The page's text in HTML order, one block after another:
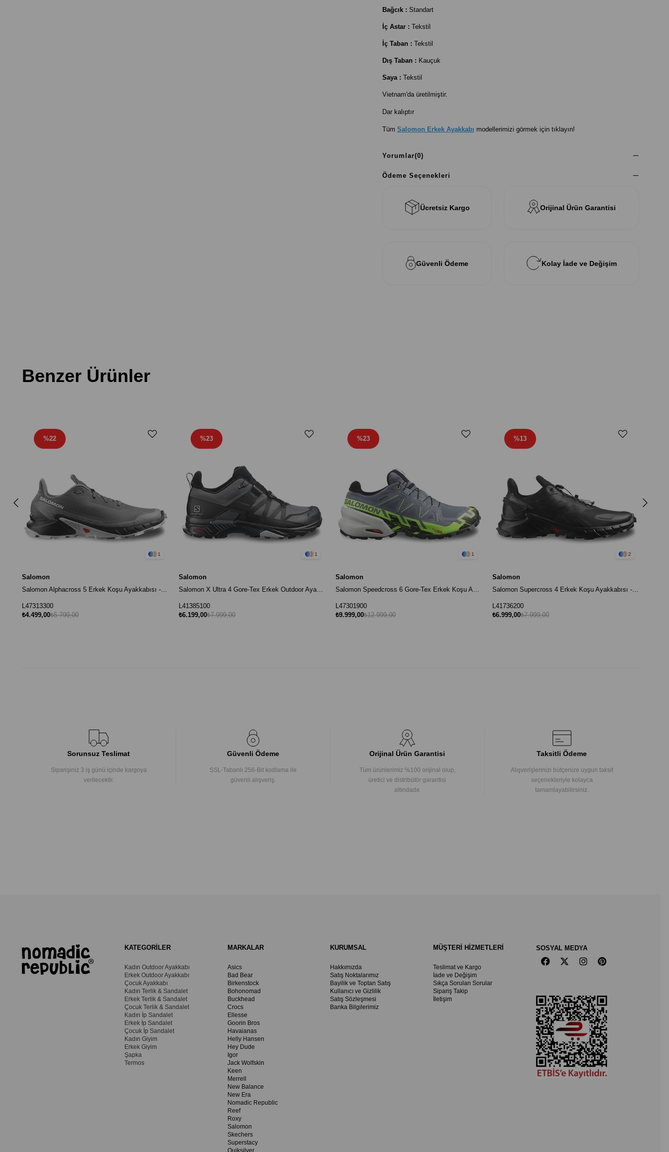
Bağcık : Standart
İç Astar : Tekstil
İç Taban : Tekstil
Dış Taban : Kauçuk
Saya : Tekstil
Vietnam'da üretilmiştir.
Dar kalıptır
Tüm Salomon Erkek Ayakkabı modellerimizi görmek için tıklayın!
Yorumlar(0)
Ödeme Seçenekleri
Ücretsiz Kargo Orijinal Ürün Garantisi
Güvenli Ödeme Kolay İade ve Değişim
Benzer Ürünler
1
Salomon
Salomon Alphacross 5 Erkek Koşu Ayakkabısı - Gri
L47313300
₺4.499,00₺5.799,00
%22
1
Salomon
Salomon X Ultra 4 Gore-Tex Erkek Outdoor Ayakkabı - Gri / Siyah
L41385100
₺6.199,00₺7.999,00
%23
1
Salomon
Salomon Speedcross 6 Gore-Tex Erkek Koşu Ayakkabısı - Gri
L47301900
₺9.999,00₺12.999,00
%23
2
Salomon
Salomon Supercross 4 Erkek Koşu Ayakkabısı - Siyah
L41736200
₺6.999,00₺7.999,00
%13
Sorunsuz Teslimat
Siparişiniz 3 iş günü içinde kargoya
verilecektir.
Güvenli Ödeme
SSL-Tabanlı 256-Bit kodlama ile
güvenli alışveriş.
Orijinal Ürün Garantisi
Tüm ürünlerimiz %100 orijinal olup,
üretici ve distribütör garantisi
altındadır.
Taksitli Ödeme
Alışverişlerinizi bütçenize uygun taksit
seçenekleriyle kolayca
tamamlayabilirsiniz.
KATEGORİLER
Kadın Outdoor Ayakkabı
Erkek Outdoor Ayakkabı
Çocuk Ayakkabı
Kadın Terlik & Sandalet
Erkek Terlik & Sandalet
Çocuk Terlik & Sandalet
Kadın İp Sandalet
Erkek İp Sandalet
Çocuk İp Sandalet
Kadın Giyim
Erkek Giyim
Şapka
Termos
MARKALAR
Asics
Bad Bear
Birkenstock
Bohonomad
Buckhead
Crocs
Ellesse
Goorin Bros
Havaianas
Helly Hansen
Hey Dude
Igor
Jack Wolfskin
Keen
Merrell
New Balance
New Era
Nomadic Republic
Reef
Roxy
Salomon
Skechers
Superstacy
Quiksilver
KURUMSAL
Hakkımızda
Satış Noktalarımız
Bayilik ve Toptan Satış
Kullanıcı ve Gizlilik
Satış Sözleşmesi
Banka Bilgilerimiz
MÜŞTERİ HİZMETLERİ
Teslimat ve Kargo
İade ve Değişim
Sıkça Sorulan Sorular
Sipariş Takip
İletişim
SOSYAL MEDYA